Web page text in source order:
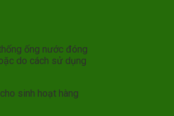
ống nước đóng
do cách sử dụng
sinh hoạt hàng